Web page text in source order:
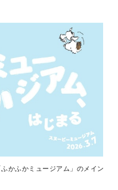
かふかミュージアム」のメイン